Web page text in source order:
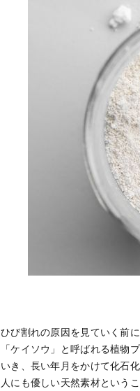
ひび割れの原因を見ていく前
「ケイソウ」と呼ばれる植物
いき、長い年月をかけて化石
人にも優しい天然素材という